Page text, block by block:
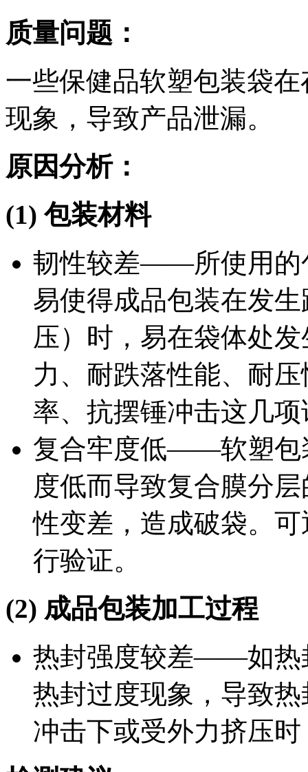
质量问题：
一些保健品软塑包装袋
现象，导致产品泄漏。
原因分析：
(1)包装材料
韧性较差——所使用的
易使得成品包装在发
压）时，易在袋体处
力、耐跌落性能、耐
率、抗摆锤冲击这几
复合牢度低——软塑包
度低而导致复合膜分
性变差，造成破袋。
行验证。
(2) 成品包装加工过程
热封强度较差——如热
热封过度现象，导致
冲击下或受外力挤压